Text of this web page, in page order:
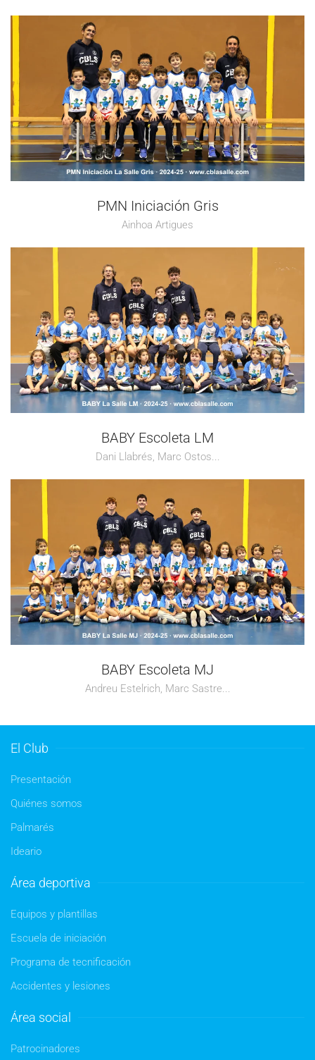
PMN Iniciación Gris
Ainhoa Artigues
BABY Escoleta LM
Dani Llabrés, Marc Ostos...
BABY Escoleta MJ
Andreu Estelrich, Marc Sastre...
El Club
Presentación
Quiénes somos
Palmarés
Ideario
Área deportiva
Equipos y plantillas
Escuela de iniciación
Programa de tecnificación
Accidentes y lesiones
Área social
Patrocinadores